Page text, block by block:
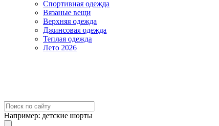
Спортивная одежда
Вязаные вещи
Верхняя одежда
Джинсовая одежда
Теплая одежда
Лето 2026
Например: детские шорты